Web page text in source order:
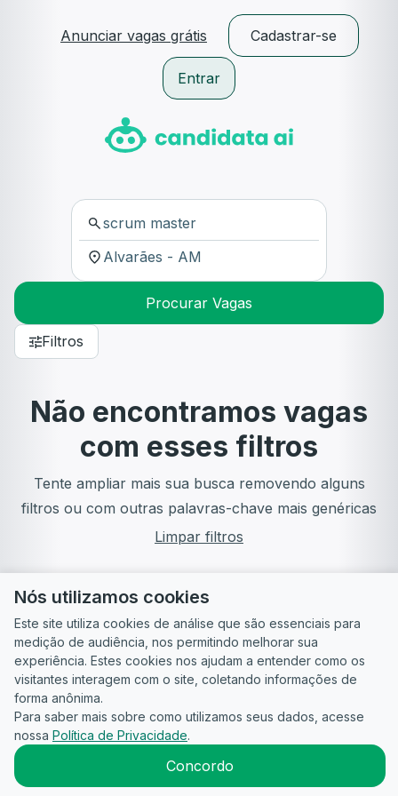
Anunciar vagas grátis Cadastrar-se
Entrar
Procurar Vagas
Filtros
Não encontramos vagas
com esses filtros
Tente ampliar mais sua busca removendo alguns
filtros ou com outras palavras-chave mais genéricas
Limpar filtros
Guia do
Candidato
Para
empresas
Política de
Privacidade
Termos
2026CandidataAI
Nós utilizamos cookies
Este site utiliza cookies de análise que são essenciais para
medição de audiência, nos permitindo melhorar sua
experiência. Estes cookies nos ajudam a entender como os
visitantes interagem com o site, coletando informações de
forma anônima.
Para saber mais sobre como utilizamos seus dados, acesse
nossa Política de Privacidade.
Concordo